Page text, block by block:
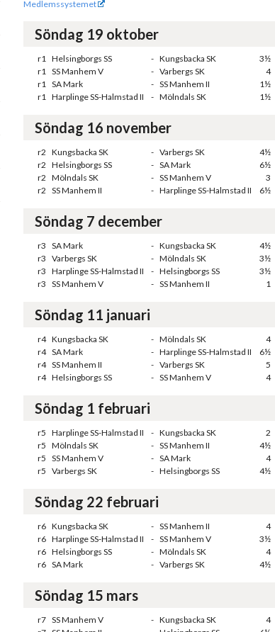
Medlemssystemet
Söndag 19 oktober
r1 Helsingborgs SS - Kungsbacka SK 3½
r1 SS Manhem V - Varbergs SK 4
r1 SA Mark - SS Manhem II 1½
r1 Harplinge SS-Halmstad II - Mölndals SK 1½
Söndag 16 november
r2 Kungsbacka SK - Varbergs SK 4½
r2 Helsingborgs SS - SA Mark 6½
r2 Mölndals SK - SS Manhem V 3
r2 SS Manhem II - Harplinge SS-Halmstad II 6½
Söndag 7 december
r3 SA Mark - Kungsbacka SK 4½
r3 Varbergs SK - Mölndals SK 3½
r3 Harplinge SS-Halmstad II - Helsingborgs SS 3½
r3 SS Manhem V - SS Manhem II 1
Söndag 11 januari
r4 Kungsbacka SK - Mölndals SK 4
r4 SA Mark - Harplinge SS-Halmstad II 6½
r4 SS Manhem II - Varbergs SK 5
r4 Helsingborgs SS - SS Manhem V 4
Söndag 1 februari
r5 Harplinge SS-Halmstad II - Kungsbacka SK 2
r5 Mölndals SK - SS Manhem II 4½
r5 SS Manhem V - SA Mark 4
r5 Varbergs SK - Helsingborgs SS 4½
Söndag 22 februari
r6 Kungsbacka SK - SS Manhem II 4
r6 Harplinge SS-Halmstad II - SS Manhem V 3½
r6 Helsingborgs SS - Mölndals SK 4
r6 SA Mark - Varbergs SK 4½
Söndag 15 mars
r7 SS Manhem V - Kungsbacka SK 4